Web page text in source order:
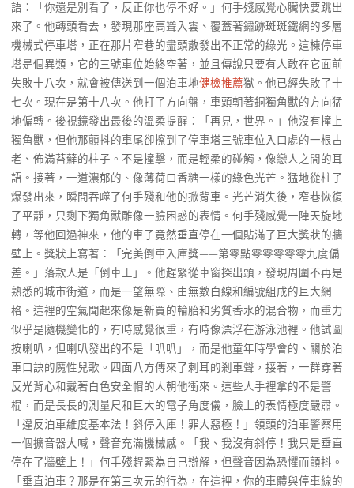
語：「你還是別看了，反正你也停不好。」何手殘感覺心臟快要跳出
來了。他轉頭看去，發現那座高聳入雲、覆蓋著鏽跡斑斑鐵網的多層
機械式停車塔，正在那片窄巷的盡頭散發出不正常的綠光。這棟停車
塔是個異類，它的三號車位始終空著，並且傳說只要有人敢在它面前
失敗十八次，就會被傳送到一個泊車地健檢推薦獄。他已經失敗了十
七次。現在是第十八次。他打了方向盤，車頭朝著銅獨角獸的方向猛
地偏轉。後視鏡發出最後的溫柔提醒：「再見，世界。」他沒有撞上
獨角獸，但他那顫抖的車尾卻擦到了停車塔三號車位入口處的一根古
老、佈滿苔蘚的柱子。不是撞擊，而是輕柔的碰觸，像戀人之間的耳
語。接著，一道濃郁的、像薄荷口香糖一樣的綠色光芒。猛地從柱子
爆發出來，瞬間吞噬了何手殘和他的掀背車。光芒消失後，窄巷恢復
了平靜，只剩下獨角獸雕像一臉困惑的表情。何手殘感覺一陣天旋地
轉，等他回過神來，他的車子竟然垂直停在一個貼滿了巨大獎狀的牆
壁上。獎狀上寫著：「完美倒車入庫獎——第零點零零零零零九度偏
差。」落款人是「倒車王」。他趕緊從車窗探出頭，發現周圍不再是
熟悉的城市街道，而是一望無際、由無數白線和編號組成的巨大網
格。這裡的空氣聞起來像是新買的輪胎和劣質香水的混合物，而重力
似乎是隨機變化的，有時感覺很重，有時像漂浮在游泳池裡。他試圖
按喇叭，但喇叭發出的不是「叭叭」，而是他童年時學會的、關於泊
車口訣的魔性兒歌。四面八方傳來了刺耳的剎車聲，接著，一群穿著
反光背心和戴著白色安全帽的人朝他衝來。這些人手裡拿的不是警
棍，而是長長的測量尺和巨大的電子角度儀，臉上的表情極度嚴肅。
「違反泊車維度基本法！斜停入庫！罪大惡極！」領頭的泊車警察用
一個擴音器大喊，聲音充滿機械感。「我、我沒有斜停！我只是垂直
停在了牆壁上！」何手殘趕緊為自己辯解，但聲音因為恐懼而顫抖。
「垂直泊車？那是在第三次元的行為，在這裡，你的車體與停車線的